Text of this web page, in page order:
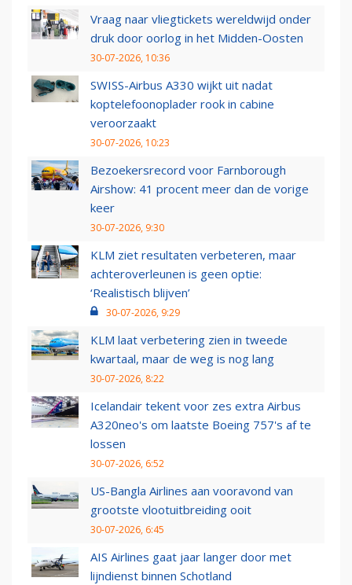
Vraag naar vliegtickets wereldwijd onder
druk door oorlog in het Midden-Oosten
30-07-2026, 10:36
SWISS-Airbus A330 wijkt uit nadat
koptelefoonoplader rook in cabine
veroorzaakt
30-07-2026, 10:23
Bezoekersrecord voor Farnborough
Airshow: 41 procent meer dan de vorige
keer
30-07-2026, 9:30
KLM ziet resultaten verbeteren, maar
achteroverleunen is geen optie:
‘Realistisch blijven’
30-07-2026, 9:29
KLM laat verbetering zien in tweede
kwartaal, maar de weg is nog lang
30-07-2026, 8:22
Icelandair tekent voor zes extra Airbus
A320neo's om laatste Boeing 757's af te
lossen
30-07-2026, 6:52
US-Bangla Airlines aan vooravond van
grootste vlootuitbreiding ooit
30-07-2026, 6:45
AIS Airlines gaat jaar langer door met
lijndienst binnen Schotland